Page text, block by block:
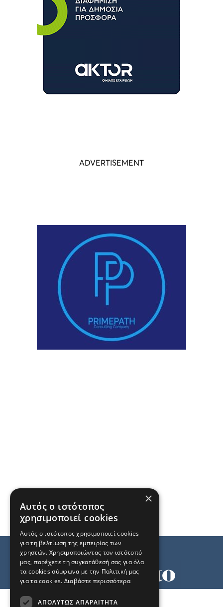
×
Αυτός ο ιστότοπος
χρησιμοποιεί cookies
Αυτός ο ιστότοπος χρησιμοποιεί cookies
για τη βελτίωση της εμπειρίας των
χρηστών. Χρησιμοποιώντας τον ιστότοπό
μας, παρέχετε τη συγκατάθεσή σας για όλα
τα cookies σύμφωνα με την Πολιτική μας
για τα cookies. Διαβάστε περισσότερα
ΑΠΟΛΎΤΩΣ ΑΠΑΡΑΊΤΗΤΑ